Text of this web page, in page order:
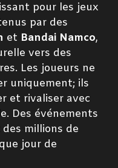
pour les jeux
par des
et Bandai Namco,
vers des
Les joueurs ne
uniquement; ils
et rivaliser avec
Des événements
millions de
jour de